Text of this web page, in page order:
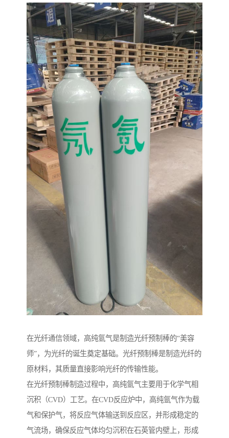
在光纤通信领域，高纯氩气是制造光纤预制棒的“美容
师”，为光纤的诞生奠定基础。光纤预制棒是制造光纤的
原材料，其质量直接影响光纤的传输性能。
在光纤预制棒制造过程中，高纯氩气主要用于化学气相
沉积（CVD）工艺。在CVD反应炉中，高纯氩气作为载
气和保护气，将反应气体输送到反应区，并形成稳定的
气流场，确保反应气体均匀沉积在石英管内壁上，形成